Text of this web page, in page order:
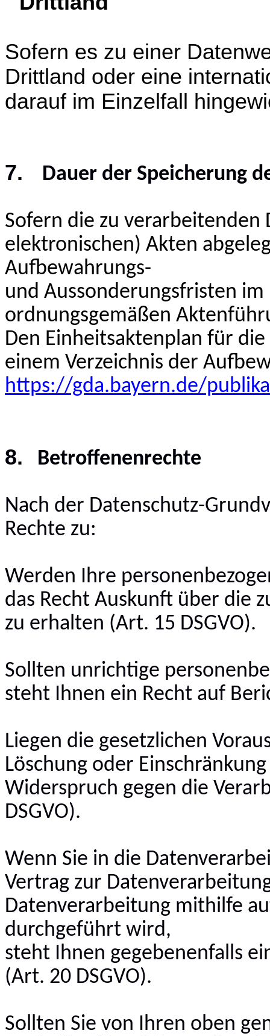
Sofern es zu einer
Drittland oder eine
darauf im Einzelfall
7. Dauer der Speicherung
Sofern die zu
elektronischen) Akten
Aufbewahrungs-
und Aussonderungsfristen
ordnungsgemäßen
Den Einheitsaktenplan für
einem Verzeichnis der
https://gda.bayern.de/
8. Betroffenenrechte
Nach der Datenschutz-
Rechte zu:
Werden Ihre
das Recht Auskunft über die
zu erhalten (Art. 15 DSGVO).
Sollten unrichtige
steht Ihnen ein Recht auf
Liegen die gesetzlichen
Löschung oder
Widerspruch gegen die
DSGVO).
Wenn Sie in die
Vertrag zur
Datenverarbeitung mithilfe
durchgeführt wird,
steht Ihnen gegebenenfalls
(Art. 20 DSGVO).
Sollten Sie von Ihren oben